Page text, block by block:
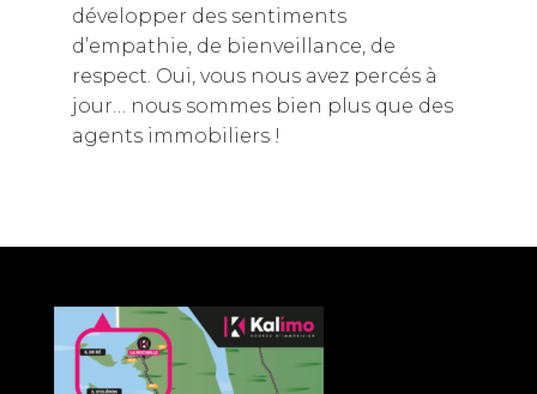
développer des sentiments
d’empathie, de bienveillance, de
respect. Oui, vous nous avez percés à
jour… nous sommes bien plus que des
agents immobiliers !